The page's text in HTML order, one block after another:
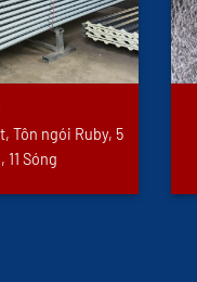
Tôn ngói Ruby, 5
11 Sóng